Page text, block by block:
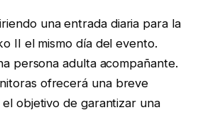
una entrada diaria para la
II el mismo día del evento.
persona adulta acompañante.
ofrecerá una breve
objetivo de garantizar una